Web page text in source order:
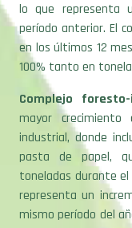
en los últimos 12
100% tanto en
Complejo
mayor
industrial, donde
pasta de papel,
toneladas durante
representa un
mismo período del
aumento en